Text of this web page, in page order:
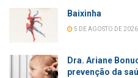
Baixinha
5 DE AGOSTO DE 2026
Dra. Ariane
prevenção da